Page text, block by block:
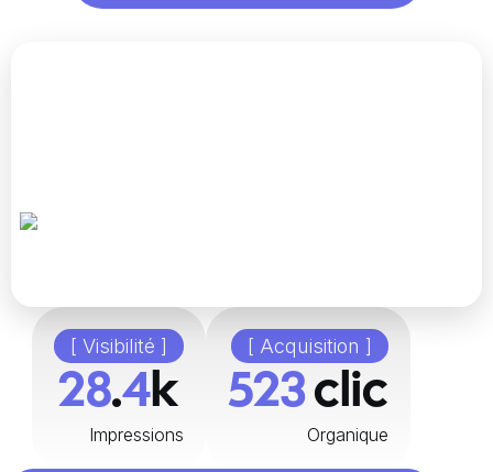
[ Visibilité ]
48.8k
Impressions
[ Acquisition ]
896clic
Organique